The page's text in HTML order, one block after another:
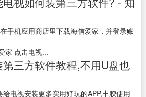
手机应用商店里下载海信爱家，并登录账
家 点击电视...
三方软件教程,不用U盘也
电视安装更多实用好玩的APP,丰腴使用